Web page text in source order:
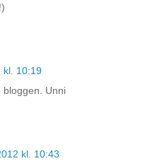
kl. 10:19
bloggen. Unni
kl. 10:43